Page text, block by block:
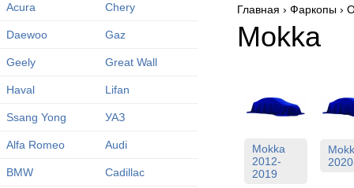
Acura Chery
Daewoo Gaz
Geely Great Wall
Haval Lifan
Ssang Yong УАЗ
Alfa Romeo Audi
BMW Cadillac
Вы здесь
Главная › Фаркопы ›
Mokka
Mokka
2012-
2019